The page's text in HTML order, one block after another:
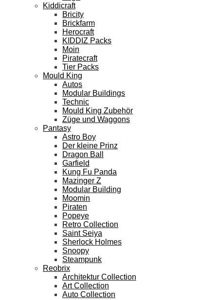
Kiddicraft
Bricity
Brickfarm
Herocraft
KIDDIZ Packs
Moin
Piratecraft
Tier Packs
Mould King
Autos
Modular Buildings
Technic
Mould King Zubehör
Züge und Waggons
Pantasy
Astro Boy
Der kleine Prinz
Dragon Ball
Garfield
Kung Fu Panda
Mazinger Z
Modular Building
Moomin
Piraten
Popeye
Retro Collection
Saint Seiya
Sherlock Holmes
Snoopy
Steampunk
Reobrix
Architektur Collection
Art Collection
Auto Collection